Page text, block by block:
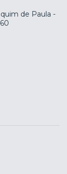
de Paula -